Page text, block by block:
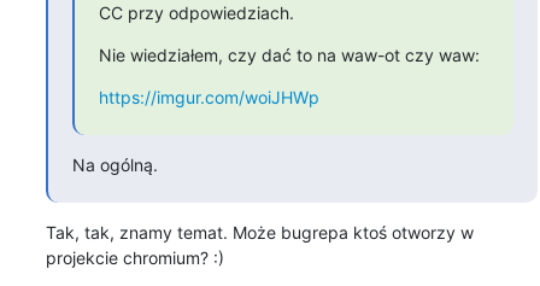
CC przy odpowiedziach.
Nie wiedziałem, czy dać to na waw-ot czy waw:
https://imgur.com/woiJHWp
Na ogólną.
Tak, tak, znamy temat. Może bugrepa ktoś otworzy w
projekcie chromium? :)